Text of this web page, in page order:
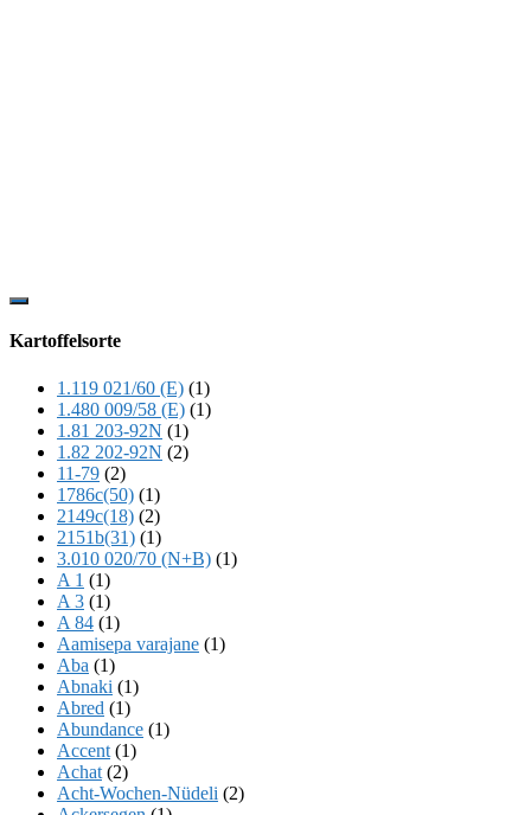
Show
Content
Kartoffelsorte
1.119 021/60 (E) (1)
1.480 009/58 (E) (1)
1.81 203-92N (1)
1.82 202-92N (2)
11-79 (2)
1786c(50) (1)
2149c(18) (2)
2151b(31) (1)
3.010 020/70 (N+B) (1)
A 1 (1)
A 3 (1)
A 84 (1)
Aamisepa varajane (1)
Aba (1)
Abnaki (1)
Abred (1)
Abundance (1)
Accent (1)
Achat (2)
Acht-Wochen-Nüdeli (2)